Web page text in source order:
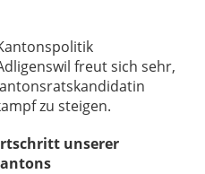
freut sich sehr,
zu steigen.
unserer